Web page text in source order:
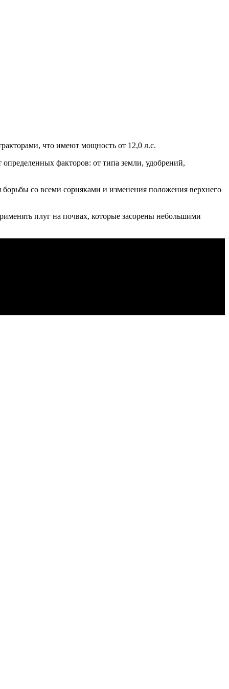
что имеют мощность от 12,0 л.с.
факторов: от типа земли, удобрений,
со всеми сорняками и изменения положения верхнего
плуг на почвах, которые засорены небольшими